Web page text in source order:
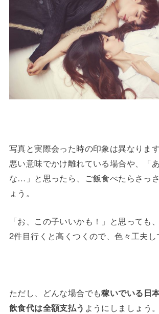
写真と実際会った時の印象は異なりま
悪い意味でかけ離れている場合や、「
な…」と思ったら、ご飯食べたらさっ
ょう。
「お、この子いいかも！」と思っても
2件目行くと高くつくので、色々工夫し
ただし、どんな場合でも稼いでいる日
飲食代は全額支払う ようにしましょう